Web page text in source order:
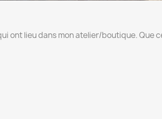
ont lieu dans mon atelier/boutique. Que